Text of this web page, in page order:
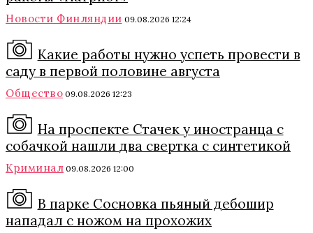
Новости Финляндии 09.08.2026 12:24
Какие работы нужно успеть провести в
саду в первой половине августа
Общество 09.08.2026 12:23
На проспекте Стачек у иностранца с
собачкой нашли два свертка с синтетикой
Криминал 09.08.2026 12:00
В парке Сосновка пьяный дебошир
нападал с ножом на прохожих